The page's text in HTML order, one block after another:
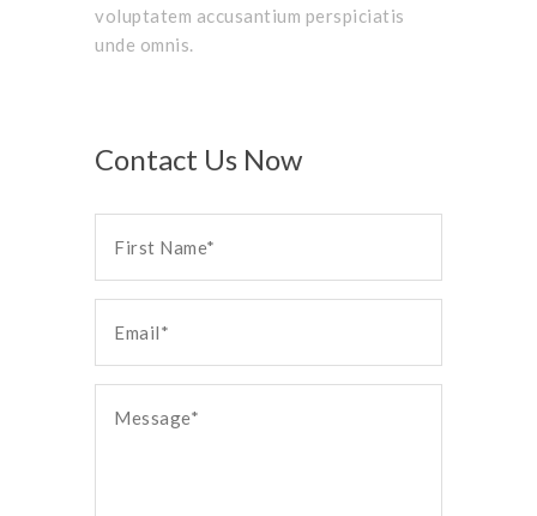
voluptatem accusantium perspiciatis
unde omnis.
Contact Us Now